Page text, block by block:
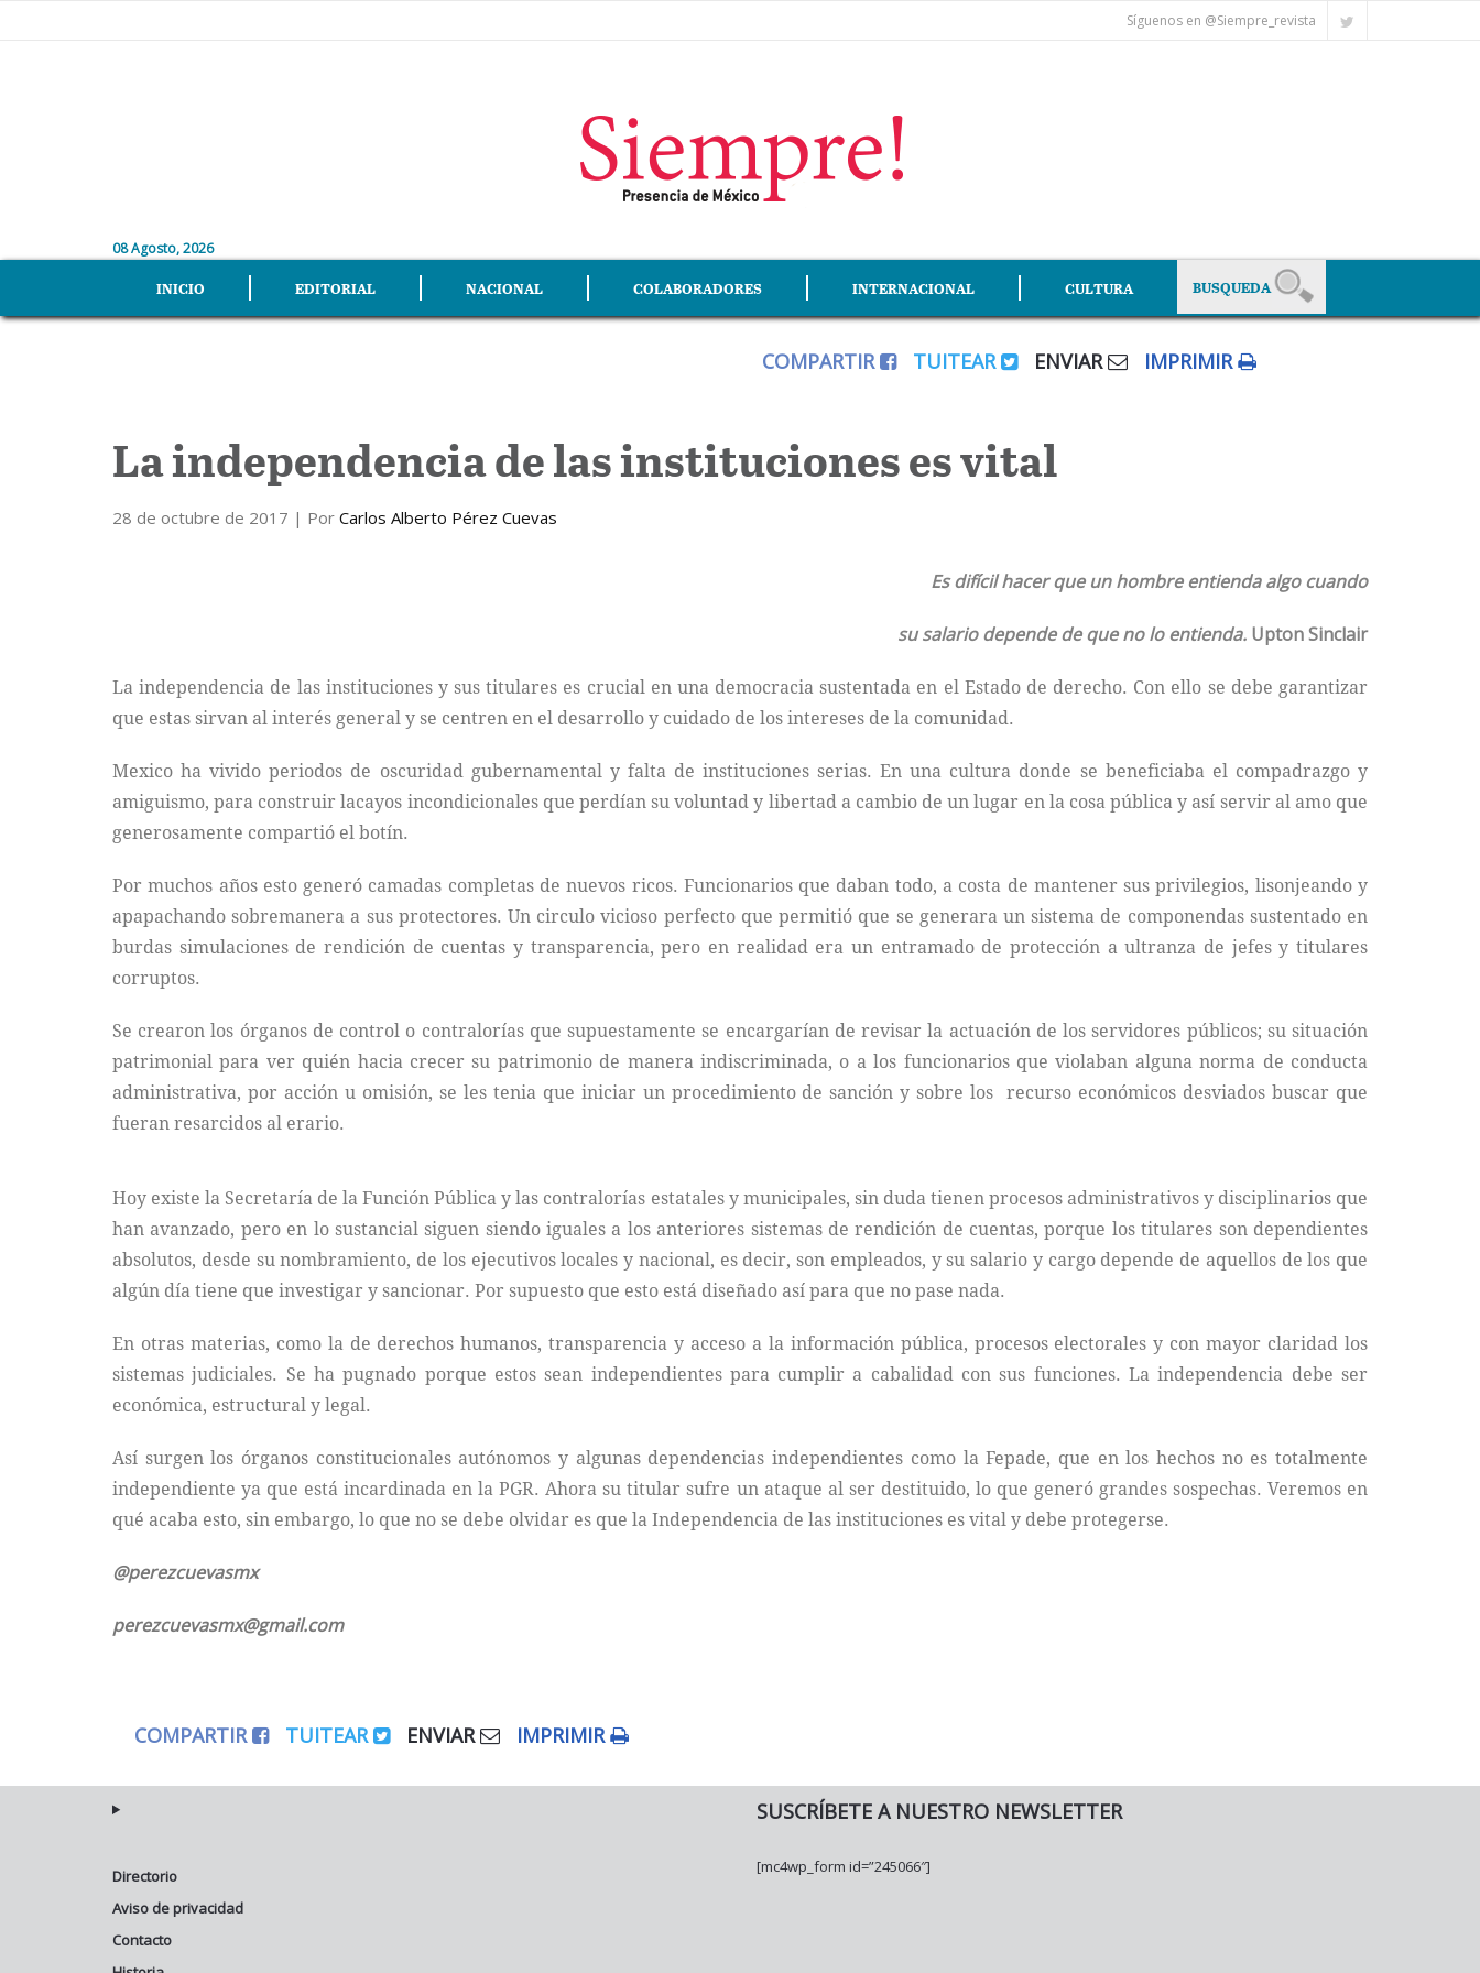
Síguenos en @Siempre_revista
08 Agosto, 2026
INICIO EDITORIAL NACIONAL COLABORADORES INTERNACIONAL CULTURA
COMPARTIR TUITEAR ENVIAR IMPRIMIR
La independencia de las instituciones es vital
28 de octubre de 2017 | Por Carlos Alberto Pérez Cuevas
Es difícil hacer que un hombre entienda algo cuando
su salario depende de que no lo entienda. Upton Sinclair
La independencia de las instituciones y sus titulares es crucial en una democracia sustentada en el Estado de derecho. Con ello se debe garantizar
que estas sirvan al interés general y se centren en el desarrollo y cuidado de los intereses de la comunidad.
Mexico ha vivido periodos de oscuridad gubernamental y falta de instituciones serias. En una cultura donde se beneficiaba el compadrazgo y
amiguismo, para construir lacayos incondicionales que perdían su voluntad y libertad a cambio de un lugar en la cosa pública y así servir al amo que
generosamente compartió el botín.
Por muchos años esto generó camadas completas de nuevos ricos. Funcionarios que daban todo, a costa de mantener sus privilegios, lisonjeando y
apapachando sobremanera a sus protectores. Un circulo vicioso perfecto que permitió que se generara un sistema de componendas sustentado en
burdas simulaciones de rendición de cuentas y transparencia, pero en realidad era un entramado de protección a ultranza de jefes y titulares
corruptos.
Se crearon los órganos de control o contralorías que supuestamente se encargarían de revisar la actuación de los servidores públicos; su situación
patrimonial para ver quién hacia crecer su patrimonio de manera indiscriminada, o a los funcionarios que violaban alguna norma de conducta
administrativa, por acción u omisión, se les tenia que iniciar un procedimiento de sanción y sobre los recurso económicos desviados buscar que
fueran resarcidos al erario.
Hoy existe la Secretaría de la Función Pública y las contralorías estatales y municipales, sin duda tienen procesos administrativos y disciplinarios que
han avanzado, pero en lo sustancial siguen siendo iguales a los anteriores sistemas de rendición de cuentas, porque los titulares son dependientes
absolutos, desde su nombramiento, de los ejecutivos locales y nacional, es decir, son empleados, y su salario y cargo depende de aquellos de los que
algún día tiene que investigar y sancionar. Por supuesto que esto está diseñado así para que no pase nada.
En otras materias, como la de derechos humanos, transparencia y acceso a la información pública, procesos electorales y con mayor claridad los
sistemas judiciales. Se ha pugnado porque estos sean independientes para cumplir a cabalidad con sus funciones. La independencia debe ser
económica, estructural y legal.
Así surgen los órganos constitucionales autónomos y algunas dependencias independientes como la Fepade, que en los hechos no es totalmente
independiente ya que está incardinada en la PGR. Ahora su titular sufre un ataque al ser destituido, lo que generó grandes sospechas. Veremos en
qué acaba esto, sin embargo, lo que no se debe olvidar es que la Independencia de las instituciones es vital y debe protegerse.
@perezcuevasmx
perezcuevasmx@gmail.com
COMPARTIR TUITEAR ENVIAR IMPRIMIR
Directorio
Aviso de privacidad
Contacto
SUSCRÍBETE A NUESTRO NEWSLETTER
[mc4wp_form id=”245066″]